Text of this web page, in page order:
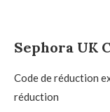
Sephora UK
Code de réduction
réduction